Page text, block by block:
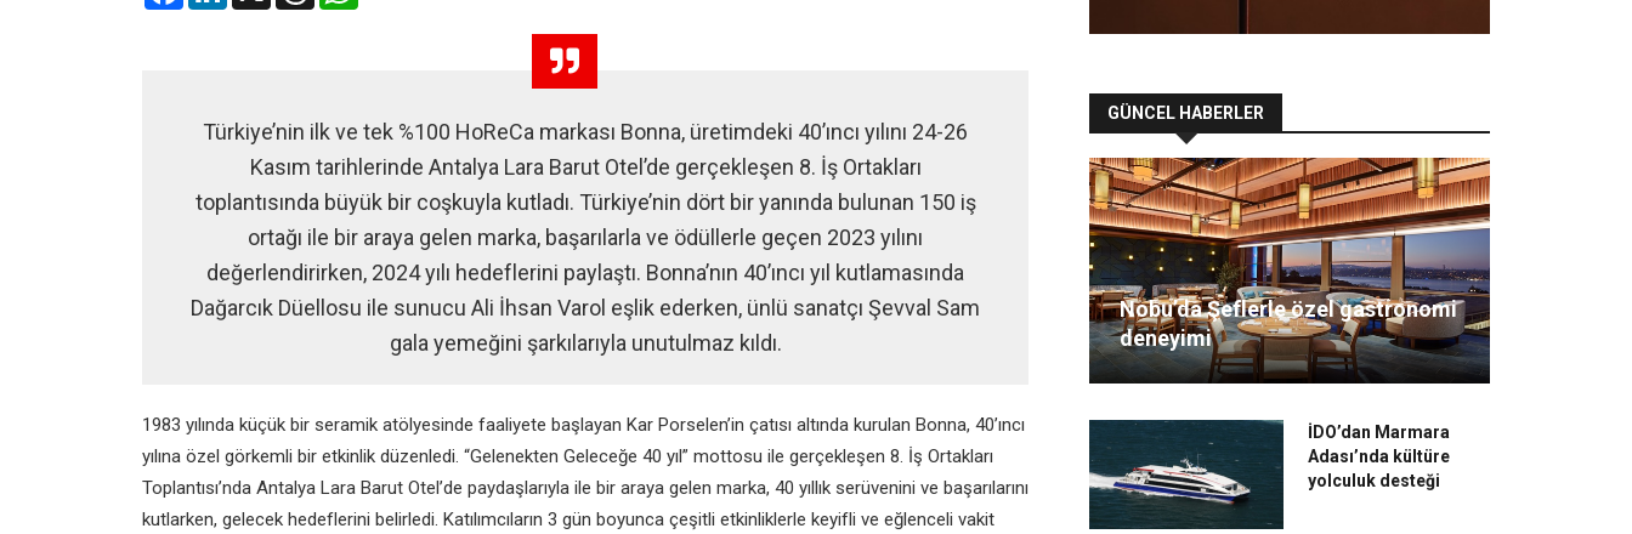
Türkiye’nin ilk ve tek %100 HoReCa markası Bonna, üretimdeki 40’ıncı yılını 24-26
Kasım tarihlerinde Antalya Lara Barut Otel’de gerçekleşen 8. İş Ortakları
toplantısında büyük bir coşkuyla kutladı. Türkiye’nin dört bir yanında bulunan 150 iş
ortağı ile bir araya gelen marka, başarılarla ve ödüllerle geçen 2023 yılını
değerlendirirken, 2024 yılı hedeflerini paylaştı. Bonna’nın 40’ıncı yıl kutlamasında
Dağarcık Düellosu ile sunucu Ali İhsan Varol eşlik ederken, ünlü sanatçı Şevval Sam
gala yemeğini şarkılarıyla unutulmaz kıldı.
1983 yılında küçük bir seramik atölyesinde faaliyete başlayan Kar Porselen’in çatısı altında kurulan Bonna, 40’ıncı
yılına özel görkemli bir etkinlik düzenledi. “Gelenekten Geleceğe 40 yıl” mottosu ile gerçekleşen 8. İş Ortakları
Toplantısı’nda Antalya Lara Barut Otel’de paydaşlarıyla ile bir araya gelen marka, 40 yıllık serüvenini ve başarılarını
kutlarken, gelecek hedeflerini belirledi. Katılımcıların 3 gün boyunca çeşitli etkinliklerle keyifli ve eğlenceli vakit
GÜNCEL HABERLER
Nobu’da Şeflerle özel gastronomi
deneyimi
İDO’dan Marmara
Adası’nda kültüre
yolculuk desteği